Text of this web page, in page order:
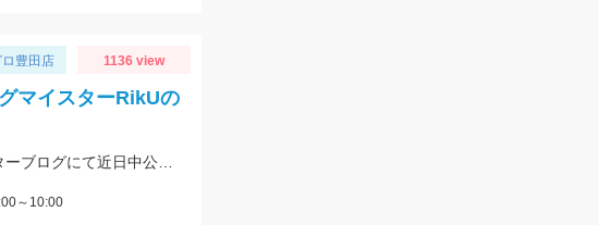
豊田店 1136 view
マイスターRikUの
～10:00